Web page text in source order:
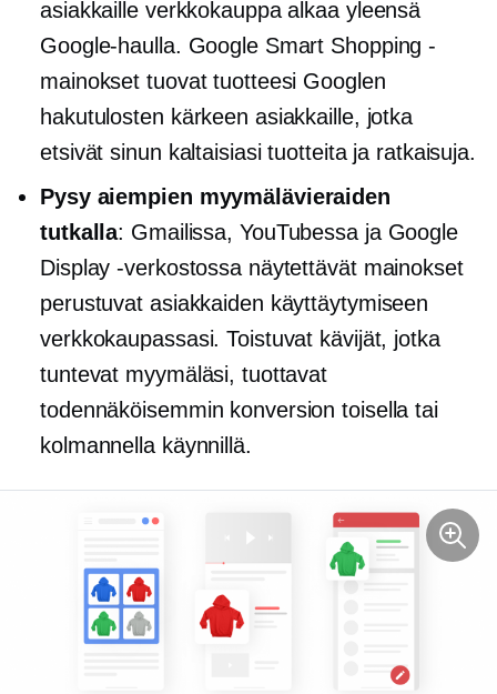
asiakkaille verkkokauppa alkaa yleensä
Google-haulla. Google Smart Shopping -
mainokset tuovat tuotteesi Googlen
hakutulosten kärkeen asiakkaille, jotka
etsivät sinun kaltaisiasi tuotteita ja ratkaisuja.
Pysy aiempien myymälävieraiden
tutkalla: Gmailissa, YouTubessa ja Google
Display -verkostossa näytettävät mainokset
perustuvat asiakkaiden käyttäytymiseen
verkkokaupassasi. Toistuvat kävijät, jotka
tuntevat myymäläsi, tuottavat
todennäköisemmin konversion toisella tai
kolmannella käynnillä.